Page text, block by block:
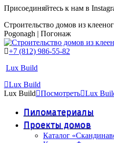
Присоединяйтесь к нам в
Строительство домов из
Pogonagh | Погонаж
+7 (812) 986-55-82
Lux Build
Lux Build
Lux Build
Посмотреть Lux
Пиломатериалы
Проекты домов
Каталог